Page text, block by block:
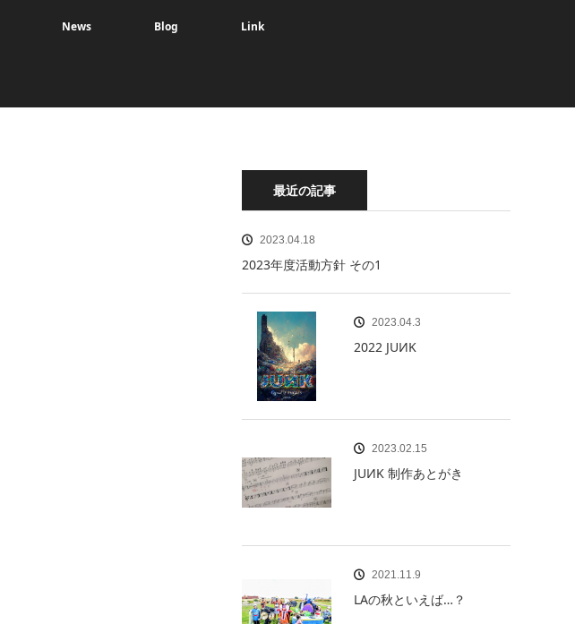
News Blog Link
最近の記事
2023.04.18
2023年度活動方針 その1
2023.04.3
2022 JUИK
2023.02.15
JUИK 制作あとがき
2021.11.9
LAの秋といえば…？